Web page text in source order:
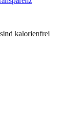
kalorienfrei